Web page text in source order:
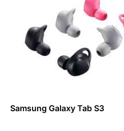
Samsung Galaxy Tab S3